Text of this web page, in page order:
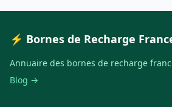
⚡ Bornes de Recharge
Annuaire des bornes de recharge
Blog →